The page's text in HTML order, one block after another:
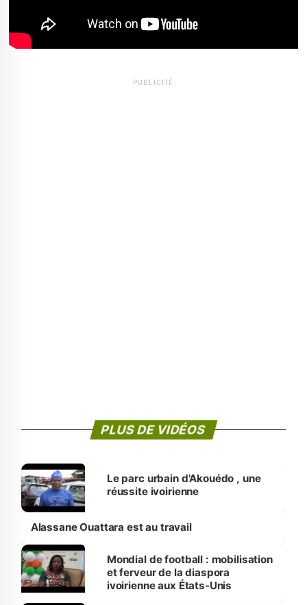
PUBLICITÉ
PLUS DE VIDÉOS
Le parc urbain d'Akouédo , une
réussite ivoirienne
Alassane Ouattara est au travail
Mondial de football : mobilisation
et ferveur de la diaspora
ivoirienne aux États-Unis